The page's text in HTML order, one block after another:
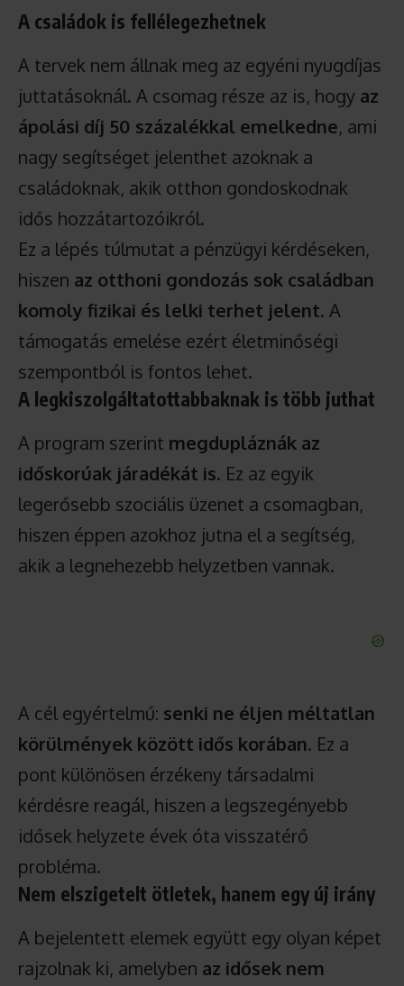
A családok is fellélegezhetnek
A tervek nem állnak meg az egyéni nyugdíjas
juttatásoknál. A csomag része az is, hogy az
ápolási díj 50 százalékkal emelkedne, ami
nagy segítséget jelenthet azoknak a
családoknak, akik otthon gondoskodnak
idős hozzátartozóikról.
Ez a lépés túlmutat a pénzügyi kérdéseken,
hiszen az otthoni gondozás sok családban
komoly fizikai és lelki terhet jelent. A
támogatás emelése ezért életminőségi
szempontból is fontos lehet.
A legkiszolgáltatottabbaknak is több juthat
A program szerint megdupláznák az
időskorúak járadékát is. Ez az egyik
legerősebb szociális üzenet a csomagban,
hiszen éppen azokhoz jutna el a segítség,
akik a legnehezebb helyzetben vannak.
A cél egyértelmű: senki ne éljen méltatlan
körülmények között idős korában. Ez a
pont különösen érzékeny társadalmi
kérdésre reagál, hiszen a legszegényebb
idősek helyzete évek óta visszatérő
probléma.
Nem elszigetelt ötletek, hanem egy új irány
A bejelentett elemek együtt egy olyan képet
rajzolnak ki, amelyben az idősek nem